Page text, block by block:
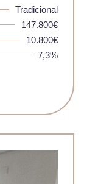
Tradicional
147.800€
10.800€
7,3%